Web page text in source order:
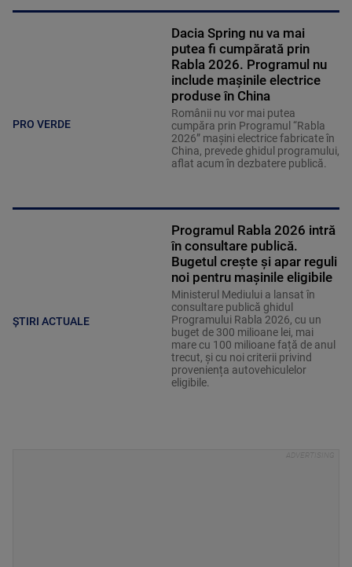
PRO VERDE
Dacia Spring nu va mai
putea fi cumpărată prin
Rabla 2026. Programul nu
include mașinile electrice
produse în China
Românii nu vor mai putea
cumpăra prin Programul “Rabla
2026” mașini electrice fabricate în
China, prevede ghidul programului,
aflat acum în dezbatere publică.
ȘTIRI ACTUALE
Programul Rabla 2026 intră
în consultare publică.
Bugetul crește și apar reguli
noi pentru mașinile eligibile
Ministerul Mediului a lansat în
consultare publică ghidul
Programului Rabla 2026, cu un
buget de 300 milioane lei, mai
mare cu 100 milioane față de anul
trecut, și cu noi criterii privind
proveniența autovehiculelor
eligibile.